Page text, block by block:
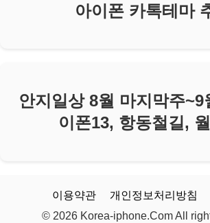
아이폰 카톡테마
안지일상 8월 마지막주~9
이폰13, 항동철길,
이용약관 개인정보처리방침
© 2026 Korea-iphone.Com All